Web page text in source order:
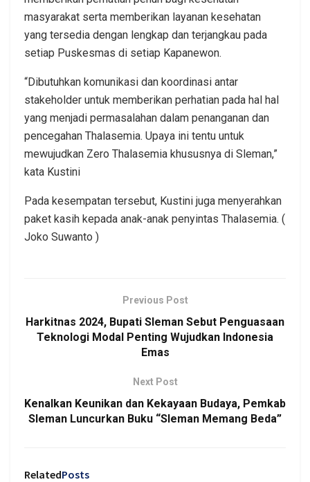
masyarakat serta memberikan layanan kesehatan
yang tersedia dengan lengkap dan terjangkau pada
setiap Puskesmas di setiap Kapanewon.
“Dibutuhkan komunikasi dan koordinasi antar
stakeholder untuk memberikan perhatian pada hal hal
yang menjadi permasalahan dalam penanganan dan
pencegahan Thalasemia. Upaya ini tentu untuk
mewujudkan Zero Thalasemia khususnya di Sleman,”
kata Kustini
Pada kesempatan tersebut, Kustini juga menyerahkan
paket kasih kepada anak-anak penyintas Thalasemia. (
Joko Suwanto )
Previous Post
Harkitnas 2024, Bupati Sleman Sebut Penguasaan
Teknologi Modal Penting Wujudkan Indonesia
Emas
Next Post
Kenalkan Keunikan dan Kekayaan Budaya, Pemkab
Sleman Luncurkan Buku “Sleman Memang Beda”
RelatedPosts